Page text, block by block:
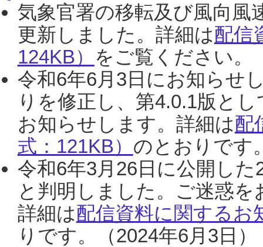
気象官署の移転及び風向風
更新しました。詳細は配信
124KB） をご覧ください。
令和6年6月3日にお知らせ
りを修正し、第4.0.1版と
お知らせします。詳細は配
式：121KB） のとおりです
令和6年3月26日に公開し
と判明しました。ご迷惑
詳細は配信資料に関するお
りです。（2024年6月3日）